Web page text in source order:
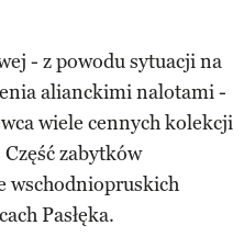
- z powodu sytuacji na
alianckimi nalotami -
wiele cennych kolekcji
zabytków
wschodniopruskich
Pasłęka.